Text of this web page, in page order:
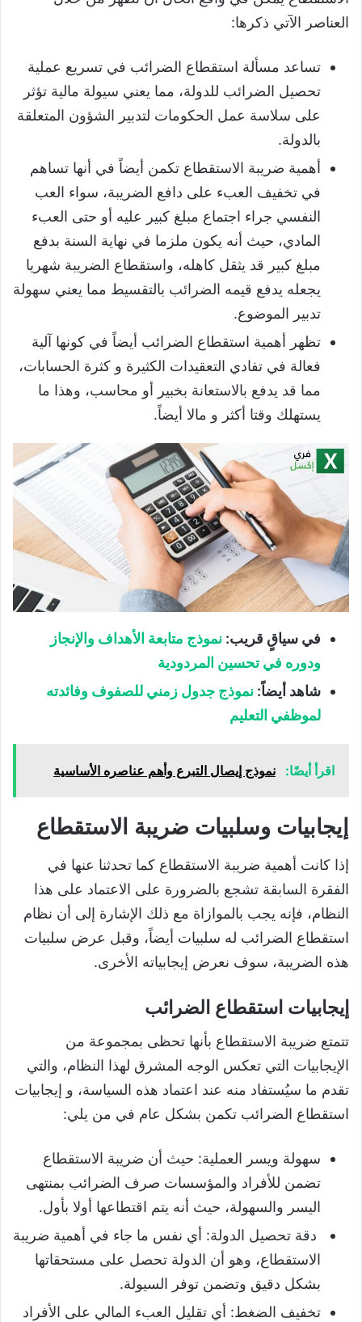
العناصر الآتي ذكرها:
تساعد مسألة استقطاع الضرائب في تسريع عملية
تحصيل الضرائب للدولة، مما يعني سيولة مالية تؤثر
على سلاسة عمل الحكومات لتدبير الشؤون المتعلقة
بالدولة.
أهمية ضريبة الاستقطاع تكمن أيضاً في أنها تساهم
في تخفيف العبء على دافع الضريبة، سواء العب
النفسي جراء اجتماع مبلغ كبير عليه أو حتى العبء
المادي، حيث أنه يكون ملزما في نهاية السنة بدفع
مبلغ كبير قد يثقل كاهله، واستقطاع الضريبة شهريا
يجعله يدفع قيمه الضرائب بالتقسيط مما يعني سهولة
تدبير الموضوع.
تظهر أهمية استقطاع الضرائب أيضاً في كونها آلية
فعالة في تفادي التعقيدات الكثيرة و كثرة الحسابات،
مما قد يدفع بالاستعانة بخبير أو محاسب، وهذا ما
يستهلك وقتا أكثر و مالا أيضاً.
في سياقٍ قريب: نموذج متابعة الأهداف والإنجاز
ودوره في تحسين المردودية
شاهد أيضاً: نموذج جدول زمني للصفوف وفائدته
لموظفي التعليم
اقرأ أيضًا: نموذج إيصال التبرع وأهم عناصره الأساسية
إيجابيات وسلبيات ضريبة الاستقطاع
إذا كانت أهمية ضريبة الاستقطاع كما تحدثنا عنها في
الفقرة السابقة تشجع بالضرورة على الاعتماد على هذا
النظام، فإنه يجب بالموازاة مع ذلك الإشارة إلى أن نظام
استقطاع الضرائب له سلبيات أيضاً، وقبل عرض سلبيات
هذه الضريبة، سوف نعرض إيجابياته الأخرى.
إيجابيات استقطاع الضرائب
تتمتع ضريبة الاستقطاع بأنها تحظى بمجموعة من
الإيجابيات التي تعكس الوجه المشرق لهذا النظام، والتي
تقدم ما سيُستفاد منه عند اعتماد هذه السياسة، و إيجابيات
استقطاع الضرائب تكمن بشكل عام في من يلي:
سهولة ويسر العملية: حيث أن ضريبة الاستقطاع
تضمن للأفراد والمؤسسات صرف الضرائب بمنتهى
اليسر والسهولة، حيث أنه يتم اقتطاعها أولا بأول.
دقة تحصيل الدولة: أي نفس ما جاء في أهمية ضريبة
الاستقطاع، وهو أن الدولة تحصل على مستحقاتها
بشكل دقيق وتضمن توفر السيولة.
تخفيف الضغط: أي تقليل العبء المالي على الأفراد